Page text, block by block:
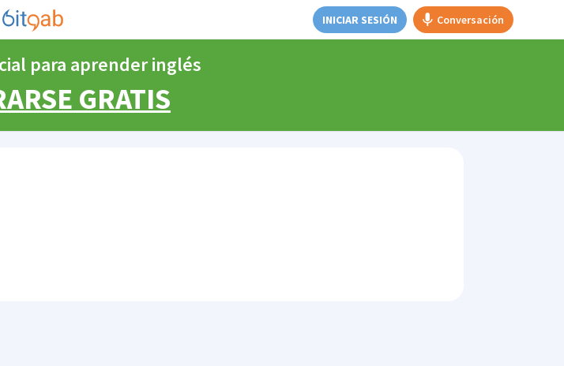
INICIAR SESIÓN Conversación
para aprender inglés
GRATIS